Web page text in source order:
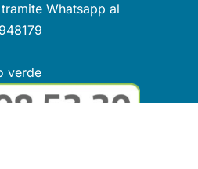
Whatsapp al
verde